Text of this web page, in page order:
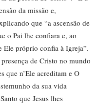
da missão e,
que “a ascensão de
o Pai lhe confiara e, ao
Ele próprio confia à Igreja”.
de Cristo no mundo
que n’Ele acreditam e O
da sua vida
que Jesus lhes